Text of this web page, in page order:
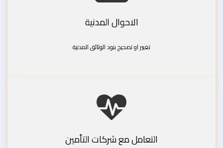
الاحوال المدنية
تغيير او تصحيح بنود الوثائق المدنية
التعامل مع شركات التأمين